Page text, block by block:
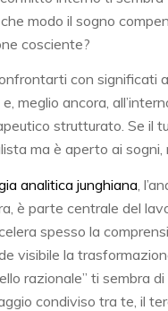
modo il sogno
cosciente?
con significati
meglio ancora,
strutturato. Se il
ma è aperto ai sogni,
analitica junghiana ,
è parte centrale del
spesso la
visibile la
razionale” ti sembra di
condiviso tra te, il